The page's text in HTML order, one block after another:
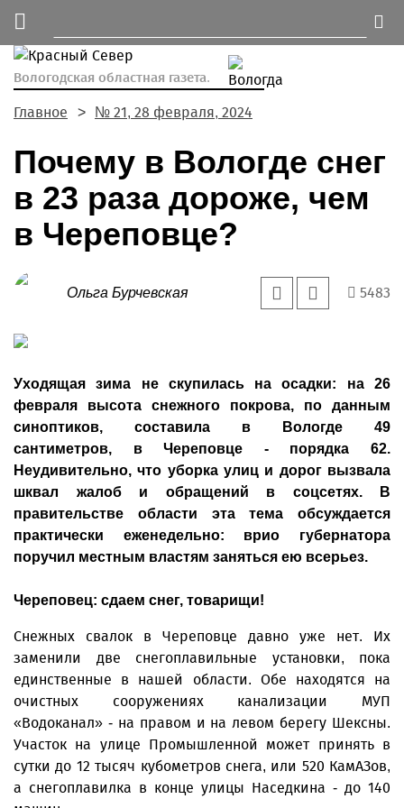
Вологодская областная газета.
Главное № 21, 28 февраля, 2024
Почему в Вологде снег
в 23 раза дороже, чем
в Череповце?
Ольга Бурчевская 5483
Уходящая зима не скупилась на осадки: на 26
февраля высота снежного покрова, по данным
синоптиков, составила в Вологде 49
сантиметров, в Череповце - порядка 62.
Неудивительно, что уборка улиц и дорог вызвала
шквал жалоб и обращений в соцсетях. В
правительстве области эта тема обсуждается
практически еженедельно: врио губернатора
поручил местным властям заняться ею всерьез.
Череповец: сдаем снег, товарищи!
Снежных свалок в Череповце давно уже нет. Их
заменили две снегоплавильные установки, пока
единственные в нашей области. Обе находятся на
очистных сооружениях канализации МУП
«Водоканал» - на правом и на левом берегу Шексны.
Участок на улице Промышленной может принять в
сутки до 12 тысяч кубометров снега, или 520 КамАЗов,
а снегоплавилка в конце улицы Наседкина - до 140